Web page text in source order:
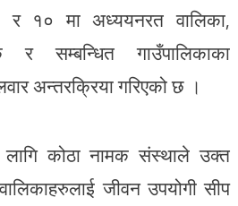
र १० मा अध्ययनरत वालिका,
र सम्बन्धित गाउँपालिकाका
अन्तरक्रिया गरिएको छ ।
कोठा नामक संस्थाले उक्त
जीवन उपयोगी सीप